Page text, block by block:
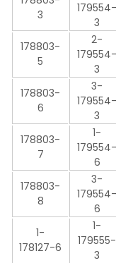
3
179554-
3
178803-
5
2-
179554-
3
178803-
6
3-
179554-
3
178803-
7
1-
179554-
6
178803-
8
3-
179554-
6
1-
178127-6
1-
179555-
3